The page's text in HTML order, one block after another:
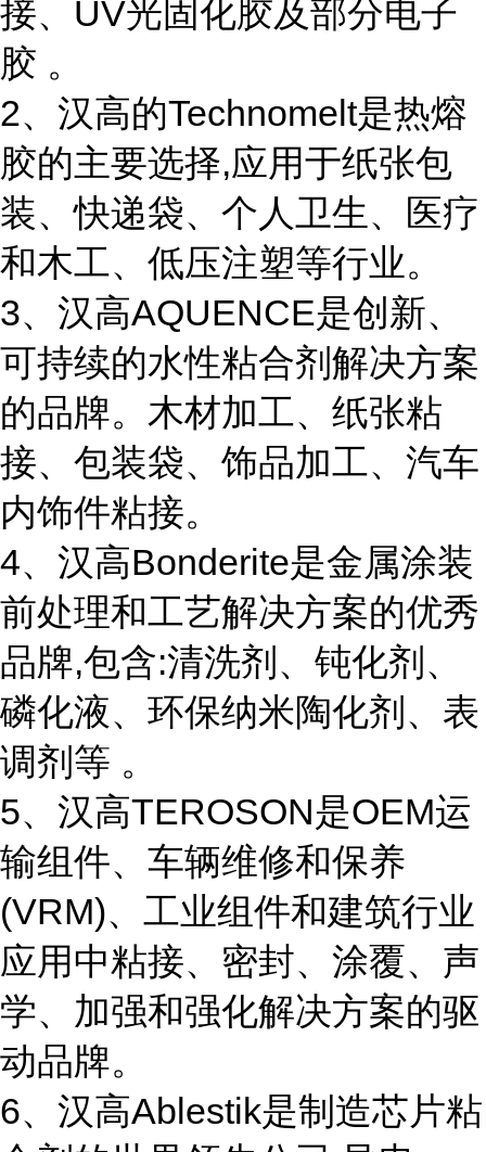
接、UV光固化胶及部分电子
胶 。
2、汉高的Technomelt是热熔
胶的主要选择,应用于纸张包
装、快递袋、个人卫生、医疗
和木工、低压注塑等行业。
3、汉高AQUENCE是创新、
可持续的水性粘合剂解决方案
的品牌。木材加工、纸张粘
接、包装袋、饰品加工、汽车
内饰件粘接。
4、汉高Bonderite是金属涂装
前处理和工艺解决方案的优秀
品牌,包含:清洗剂、钝化剂、
磷化液、环保纳米陶化剂、表
调剂等 。
5、汉高TEROSON是OEM运
输组件、车辆维修和保养
(VRM)、工业组件和建筑行业
应用中粘接、密封、涂覆、声
学、加强和强化解决方案的驱
动品牌。
6、汉高Ablestik是制造芯片粘